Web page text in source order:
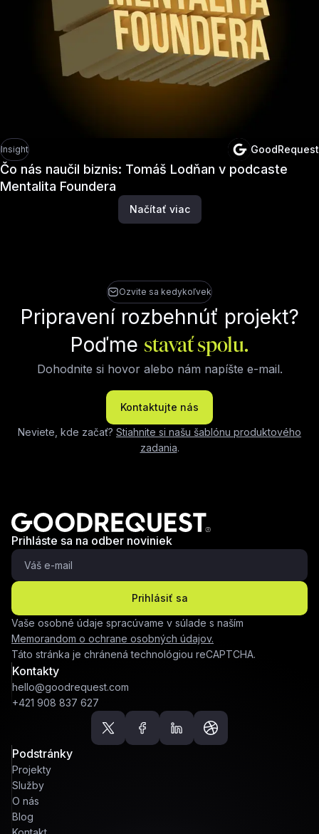
Insight GoodRequest
Čo nás naučil biznis: Tomáš Lodňan v podcaste
Mentalita Foundera
Načítať viac
Ozvite sa kedykoľvek
Pripravení rozbehnúť projekt?
Poďmestavať spolu.
Dohodnite si hovor alebo nám napíšte e-mail.
Kontaktujte nás
Neviete, kde začať? Stiahnite si našu šablónu produktového
zadania.
Prihláste sa na odber noviniek
Prihlásiť sa
Vaše osobné údaje spracúvame v súlade s naším
Memorandom o ochrane osobných údajov.
Táto stránka je chránená technológiou reCAPTCHA.
Kontakty
hello@goodrequest.com
+421 908 837 627
Podstránky
Projekty
Služby
O nás
Blog